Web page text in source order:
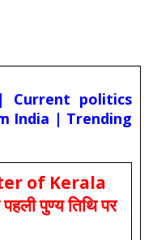
Current politics
India | Trending
of Kerala
पुण्य तिथि पर